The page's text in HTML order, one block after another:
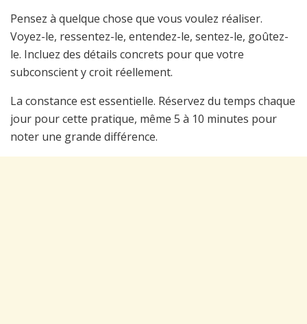
Pensez à quelque chose que vous voulez réaliser.
Voyez-le, ressentez-le, entendez-le, sentez-le, goûtez-
le. Incluez des détails concrets pour que votre
subconscient y croit réellement.
La constance est essentielle. Réservez du temps chaque
jour pour cette pratique, même 5 à 10 minutes pour
noter une grande différence.